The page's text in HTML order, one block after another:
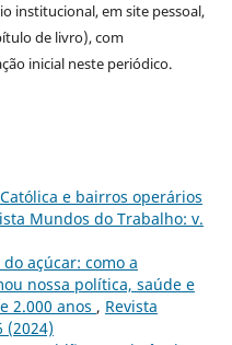
institucional, em site pessoal,
de livro), com
inicial neste periódico.
e bairros operários
Mundos do Trabalho: v.
açúcar: como a
nossa política, saúde e
2.000 anos , Revista
(2024)